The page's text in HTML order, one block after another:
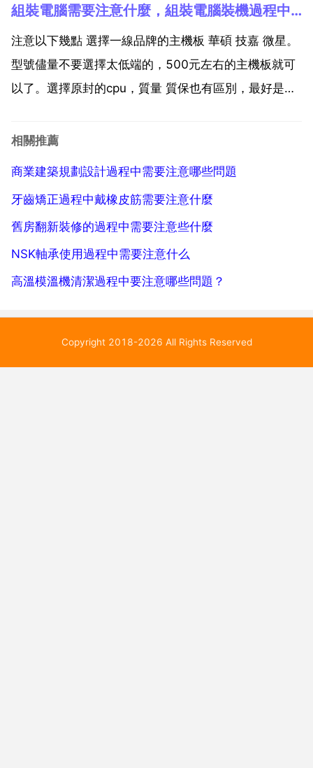
你的社交圈，並讓你更容易與他人溝通。2 增強肌肉 對
於身體虛弱的人來說，持續跑步鍛鍊可以增強身體素質
和...
組裝電腦需要注意什麼，組裝電腦裝機過程中需要注意哪些
注意以下幾點 選擇一線品牌的主機板 華碩 技嘉 微星。
型號儘量不要選擇太低端的，500元左右的主機板就可
以了。選擇原封的cpu，質量 質保也有區別，最好是用
系列或者fx系列。記憶體用雙通道的，比如上8g記憶體
相關推薦
商業建築規劃設計過程中需要注意哪些問題
牙齒矯正過程中戴橡皮筋需要注意什麼
舊房翻新裝修的過程中需要注意些什麼
NSK軸承使用過程中需要注意什么
高溫模溫機清潔過程中要注意哪些問題？
Copyright 2018-2026 All Rights Reserved